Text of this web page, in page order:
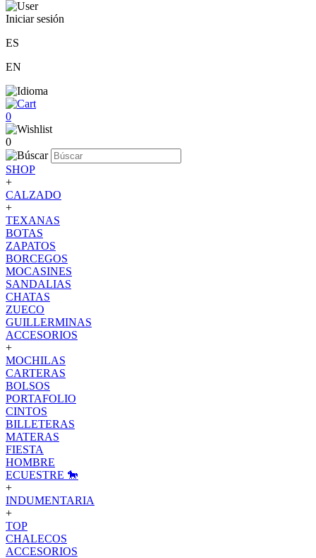
Iniciar sesión
ES
EN
0
0
SHOP
+
CALZADO
+
TEXANAS
BOTAS
ZAPATOS
BORCEGOS
MOCASINES
SANDALIAS
CHATAS
ZUECO
GUILLERMINAS
ACCESORIOS
+
MOCHILAS
CARTERAS
BOLSOS
PORTAFOLIO
CINTOS
BILLETERAS
MATERAS
FIESTA
HOMBRE
ECUESTRE 🐎
+
INDUMENTARIA
+
TOP
CHALECOS
ACCESORIOS